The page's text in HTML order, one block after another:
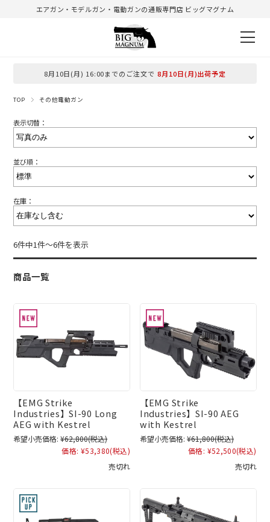
エアガン・モデルガン・電動ガンの通販専門店 ビッグマグナム
8月10日(月) 16:00までのご注文で 8月10日(月)出荷予定
TOP その他電動ガン
表示切替：
並び順：
在庫：
6件中1件～6件を表示
商品一覧
【EMG Strike
Industries】SI-90 Long
AEG with Kestrel
希望小売価格: ¥62,800(税込)
価格: ¥53,380(税込)
売切れ
【EMG Strike
Industries】SI-90 AEG
with Kestrel
希望小売価格: ¥61,800(税込)
価格: ¥52,500(税込)
売切れ